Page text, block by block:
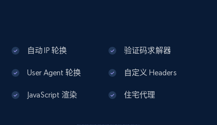
Address, Description, Business details, and
more.
自动 IP 轮换 验证码求解器
User Agent 轮换 自定义 Headers
JavaScript 渲染 住宅代理